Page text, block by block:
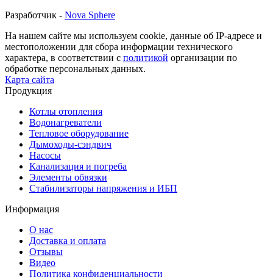
Разработчик - Nova Sphere
На нашем сайте мы используем cookie, данные об IP-адресе и
местоположении для сбора информации технического
характера, в соответствии с политикой организации по
обработке персональных данных.
Карта сайта
Продукция
Котлы отопления
Водонагреватели
Тепловое оборудование
Дымоходы-сэндвич
Насосы
Канализация и погреба
Элементы обвязки
Стабилизаторы напряжения и ИБП
Информация
О нас
Доставка и оплата
Отзывы
Видео
Политика конфиденциальности